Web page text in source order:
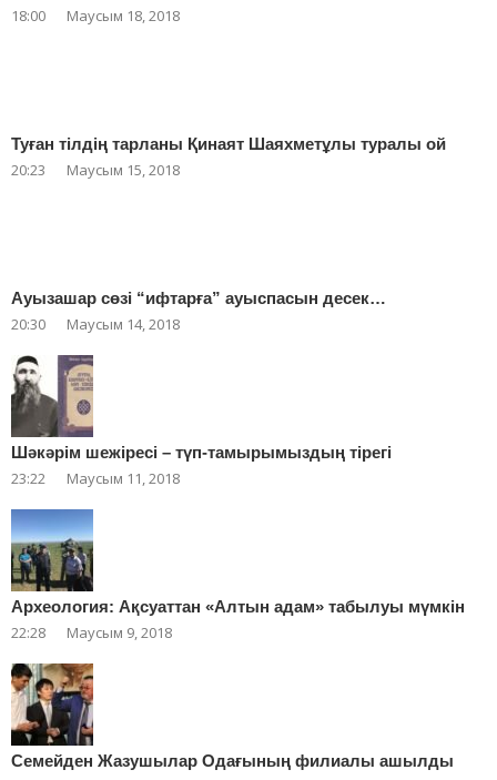
18:00 Маусым 18, 2018
Туған тілдің тарланы Қинаят Шаяхметұлы туралы ой
20:23 Маусым 15, 2018
Ауызашар сөзі “ифтарға” ауыспасын десек…
20:30 Маусым 14, 2018
Шәкәрім шежіресі – түп-тамырымыздың тірегі
23:22 Маусым 11, 2018
Археология: Ақсуаттан «Алтын адам» табылуы мүмкін
22:28 Маусым 9, 2018
Cемейден Жазушылар Одағының филиалы ашылды